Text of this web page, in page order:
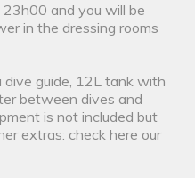
23h00 and you will be
in the dressing rooms
dive guide, 12L tank with
between dives and
is not included but
extras: check here our